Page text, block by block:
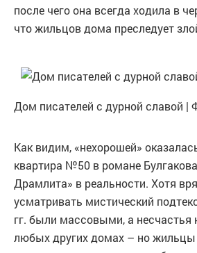
после чего она всегда ходила в
что жильцов дома преследует
Дом писателей с дурной славой |
Как видим, «нехорошей»
квартира №50 в романе
Драмлита» в реальности. Хотя
усматривать мистический
гг. были массовыми, а несчастья
любых других домах – но